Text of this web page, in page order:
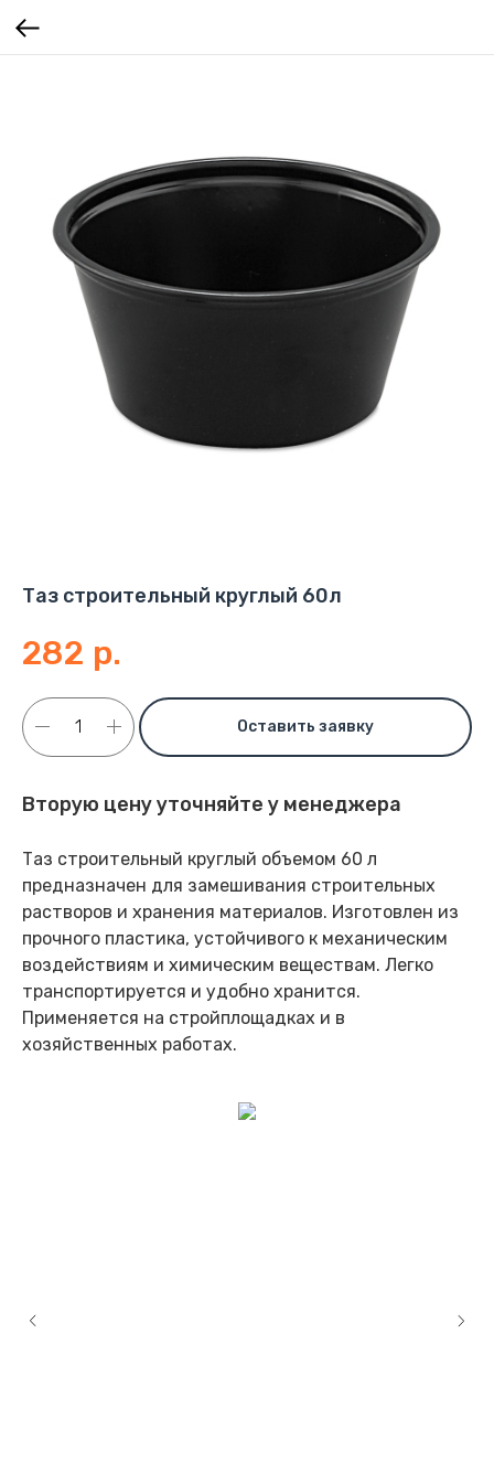
Таз строительный круглый 60л
282 р.
Оставить заявку
Вторую цену уточняйте у менеджера
Таз строительный круглый объемом 60 л
предназначен для замешивания строительных
растворов и хранения материалов. Изготовлен из
прочного пластика, устойчивого к механическим
воздействиям и химическим веществам. Легко
транспортируется и удобно хранится.
Применяется на стройплощадках и в
хозяйственных работах.